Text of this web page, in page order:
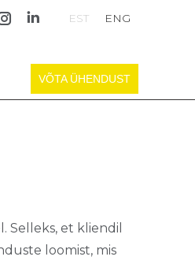
Instagram
opens
in
opens
in
EST ENG
VÕTA ÜHENDUST
Selleks, et kliendil
loomist, mis